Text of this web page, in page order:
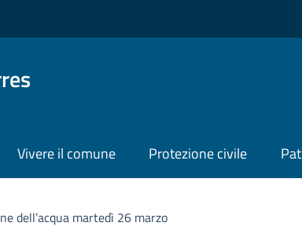
Vivere il comune Protezione civile
dell’acqua martedì 26 marzo